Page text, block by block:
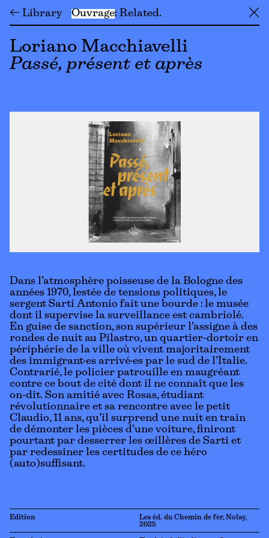
← Library Ouvrage Related ╳
Loriano Macchiavelli
Passé, présent et après
Dans l’atmosphère poisseuse de la Bologne des
années 1970, lestée de tensions politiques, le
sergent Sarti Antonio fait une bourde : le musée
dont il supervise la surveillance est cambriolé.
En guise de sanction, son supérieur l’assigne à des
rondes de nuit au Pilastro, un quartier-dortoir en
périphérie de la ville où vivent majoritairement
des immigrant·es arrivé·es par le sud de l’Italie.
Contrarié, le policier patrouille en maugréant
contre ce bout de cité dont il ne connaît que les
on-dit. Son amitié avec Rosas, étudiant
révolutionnaire et sa rencontre avec le petit
Claudio, 11 ans, qu’il surprend une nuit en train
de démonter les pièces d’une voiture, finiront
pourtant par desserrer les œillères de Sarti et
par redessiner les certitudes de ce héro
(auto)suffisant.
Edition
Les éd. du Chemin de fer, Nolay,
2025